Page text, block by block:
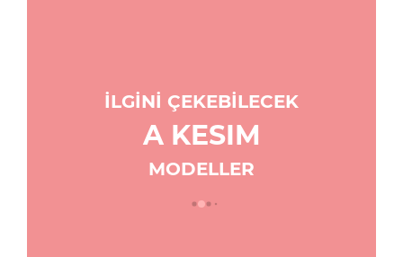
İLGİNİ ÇEKEBİLECEK
A KESIM
MODELLER